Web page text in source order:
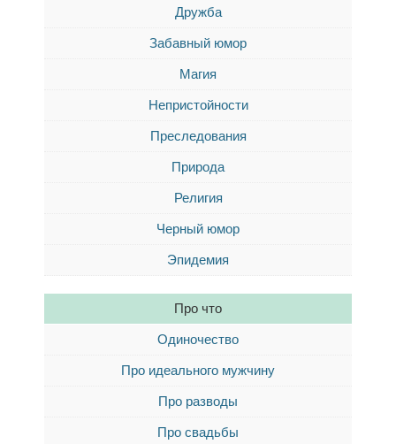
Дружба
Забавный юмор
Магия
Непристойности
Преследования
Природа
Религия
Черный юмор
Эпидемия
Про что
Одиночество
Про идеального мужчину
Про разводы
Про свадьбы